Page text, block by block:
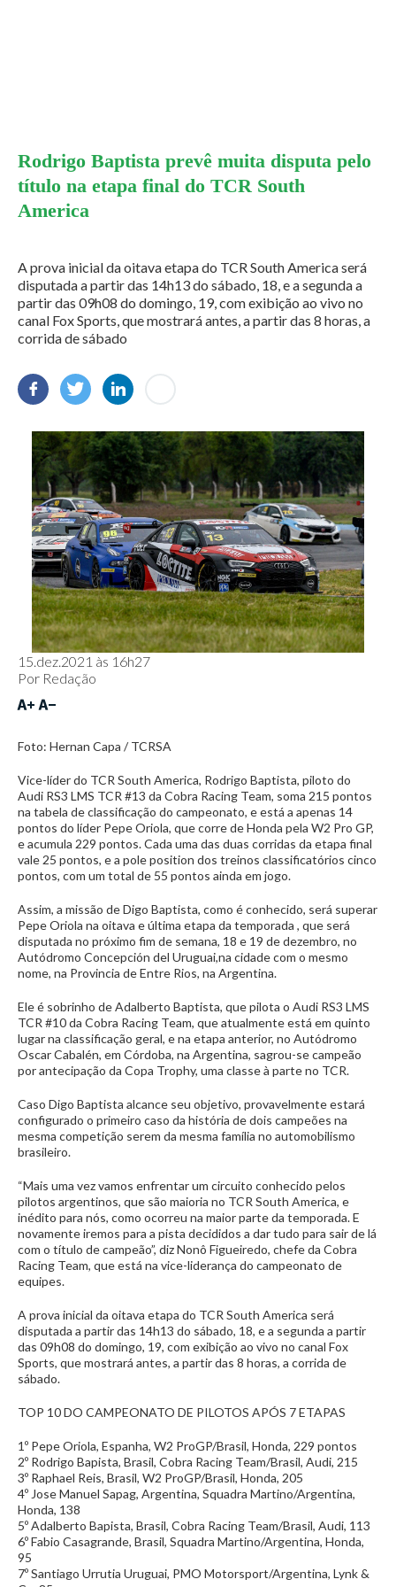
Rodrigo Baptista prevê muita disputa pelo
título na etapa final do TCR South
America
A prova inicial da oitava etapa do TCR South America será
disputada a partir das 14h13 do sábado, 18, e a segunda a
partir das 09h08 do domingo, 19, com exibição ao vivo no
canal Fox Sports, que mostrará antes, a partir das 8 horas, a
corrida de sábado
15.dez.2021 às 16h27
Por Redação
Foto: Hernan Capa / TCRSA
Vice-líder do TCR South America, Rodrigo Baptista, piloto do
Audi RS3 LMS TCR #13 da Cobra Racing Team, soma 215 pontos
na tabela de classificação do campeonato, e está a apenas 14
pontos do líder Pepe Oriola, que corre de Honda pela W2 Pro GP,
e acumula 229 pontos. Cada uma das duas corridas da etapa final
vale 25 pontos, e a pole position dos treinos classificatórios cinco
pontos, com um total de 55 pontos ainda em jogo.
Assim, a missão de Digo Baptista, como é conhecido, será superar
Pepe Oriola na oitava e última etapa da temporada , que será
disputada no próximo fim de semana, 18 e 19 de dezembro, no
Autódromo Concepción del Uruguai,na cidade com o mesmo
nome, na Provincia de Entre Rios, na Argentina.
Ele é sobrinho de Adalberto Baptista, que pilota o Audi RS3 LMS
TCR #10 da Cobra Racing Team, que atualmente está em quinto
lugar na classificação geral, e na etapa anterior, no Autódromo
Oscar Cabalén, em Córdoba, na Argentina, sagrou-se campeão
por antecipação da Copa Trophy, uma classe à parte no TCR.
Caso Digo Baptista alcance seu objetivo, provavelmente estará
configurado o primeiro caso da história de dois campeões na
mesma competição serem da mesma família no automobilismo
brasileiro.
“Mais uma vez vamos enfrentar um circuito conhecido pelos
pilotos argentinos, que são maioria no TCR South America, e
inédito para nós, como ocorreu na maior parte da temporada. E
novamente iremos para a pista decididos a dar tudo para sair de lá
com o título de campeão”, diz Nonô Figueiredo, chefe da Cobra
Racing Team, que está na vice-liderança do campeonato de
equipes.
A prova inicial da oitava etapa do TCR South America será
disputada a partir das 14h13 do sábado, 18, e a segunda a partir
das 09h08 do domingo, 19, com exibição ao vivo no canal Fox
Sports, que mostrará antes, a partir das 8 horas, a corrida de
sábado.
TOP 10 DO CAMPEONATO DE PILOTOS APÓS 7 ETAPAS
1º Pepe Oriola, Espanha, W2 ProGP/Brasil, Honda, 229 pontos
2º Rodrigo Bapista, Brasil, Cobra Racing Team/Brasil, Audi, 215
3º Raphael Reis, Brasil, W2 ProGP/Brasil, Honda, 205
4º Jose Manuel Sapag, Argentina, Squadra Martino/Argentina,
Honda, 138
5º Adalberto Bapista, Brasil, Cobra Racing Team/Brasil, Audi, 113
6º Fabio Casagrande, Brasil, Squadra Martino/Argentina, Honda,
95
7º Santiago Urrutia Uruguai, PMO Motorsport/Argentina, Lynk &